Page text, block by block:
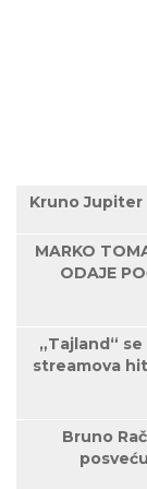
Kruno
MARKO
ODAJE
„Tajland“
streamova
Bruno